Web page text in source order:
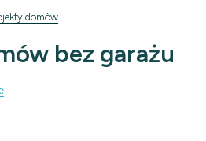
domów
bez garażu